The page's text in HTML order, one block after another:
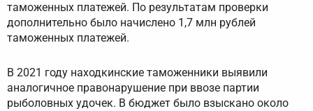
таможенных платежей. По результатам проверки
дополнительно было начислено 1,7 млн рублей
таможенных платежей.
В 2021 году находкинские таможенники выявили
аналогичное правонарушение при ввозе партии
рыболовных удочек. В бюджет было взыскано около